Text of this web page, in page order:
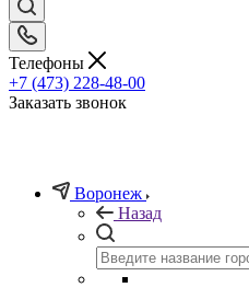
Телефоны
+7 (473) 228-48-00
Заказать звонок
Воронеж
Назад